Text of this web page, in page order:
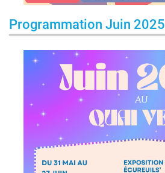
Programmation Juin 2025